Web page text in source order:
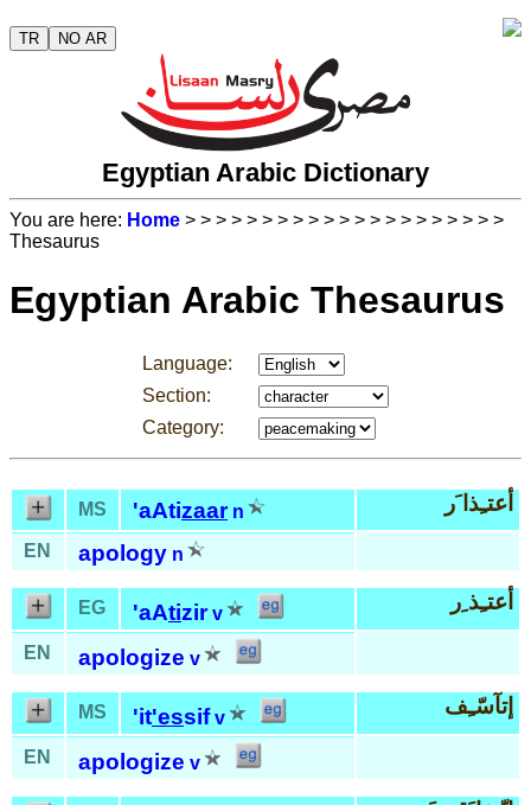
TR NO AR
Egyptian Arabic Dictionary
You are here: Home > > > > > > > > > > > > > > > > > > > > >
Thesaurus
Egyptian Arabic Thesaurus
Language:
Section:
Category:
MS 'aAtizaar n أعتـِذا َر
EN apology n
EG 'aAtizir v أعتـِذ ِر
EN apologize v
MS 'it'essif v إتآسّـِف
EN apologize v